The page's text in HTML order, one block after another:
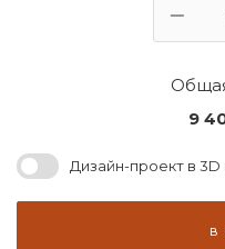
9
Дизайн-проект в 3D
В